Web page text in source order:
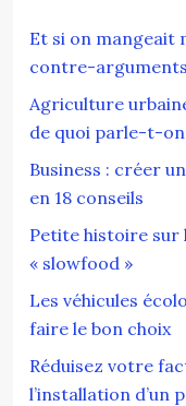
Et si on mangeait
contre-
Agriculture
de quoi parle-t-on
Business : créer
en 18 conseils
Petite histoire sur
« slowfood »
Les véhicules
faire le bon choix
Réduisez votre
l’installation d’un